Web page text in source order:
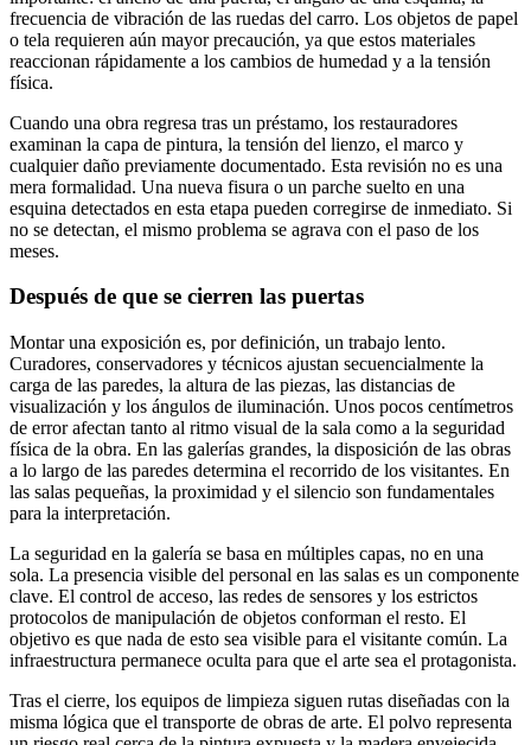
frecuencia de vibración de las ruedas del carro. Los objetos de papel
o tela requieren aún mayor precaución, ya que estos materiales
reaccionan rápidamente a los cambios de humedad y a la tensión
física.
Cuando una obra regresa tras un préstamo, los restauradores
examinan la capa de pintura, la tensión del lienzo, el marco y
cualquier daño previamente documentado. Esta revisión no es una
mera formalidad. Una nueva fisura o un parche suelto en una
esquina detectados en esta etapa pueden corregirse de inmediato. Si
no se detectan, el mismo problema se agrava con el paso de los
meses.
Después de que se cierren las puertas
Montar una exposición es, por definición, un trabajo lento.
Curadores, conservadores y técnicos ajustan secuencialmente la
carga de las paredes, la altura de las piezas, las distancias de
visualización y los ángulos de iluminación. Unos pocos centímetros
de error afectan tanto al ritmo visual de la sala como a la seguridad
física de la obra. En las galerías grandes, la disposición de las obras
a lo largo de las paredes determina el recorrido de los visitantes. En
las salas pequeñas, la proximidad y el silencio son fundamentales
para la interpretación.
La seguridad en la galería se basa en múltiples capas, no en una
sola. La presencia visible del personal en las salas es un componente
clave. El control de acceso, las redes de sensores y los estrictos
protocolos de manipulación de objetos conforman el resto. El
objetivo es que nada de esto sea visible para el visitante común. La
infraestructura permanece oculta para que el arte sea el protagonista.
Tras el cierre, los equipos de limpieza siguen rutas diseñadas con la
misma lógica que el transporte de obras de arte. El polvo representa